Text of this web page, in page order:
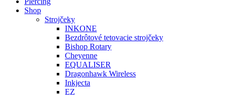
Shop
Strojčeky
INKONE
Bezdrôtové tetovacie strojčeky
Bishop Rotary
Cheyenne
EQUALISER
Dragonhawk Wireless
Inkjecta
EZ